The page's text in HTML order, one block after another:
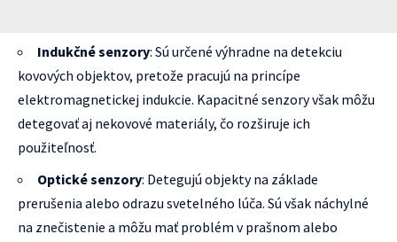
Indukčné senzory: Sú určené výhradne na detekciu
kovových objektov, pretože pracujú na princípe
elektromagnetickej indukcie. Kapacitné senzory však môžu
detegovať aj nekovové materiály, čo rozširuje ich
použiteľnosť.
Optické senzory: Detegujú objekty na základe
prerušenia alebo odrazu svetelného lúča. Sú však náchylné
na znečistenie a môžu mať problém v prašnom alebo